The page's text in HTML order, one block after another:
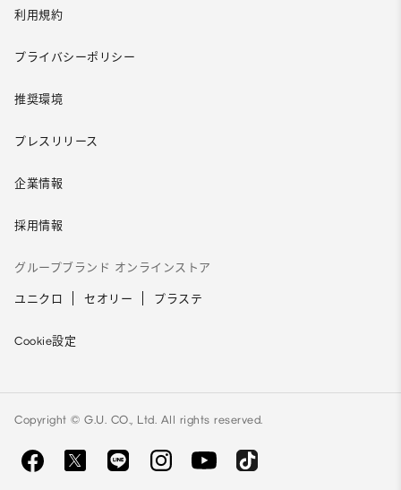
利用規約
プライバシーポリシー
推奨環境
プレスリリース
企業情報
採用情報
グループブランド オンラインストア
ユニクロ セオリー プラステ
Cookie設定
Copyright © G.U. CO., Ltd. All rights reserved.